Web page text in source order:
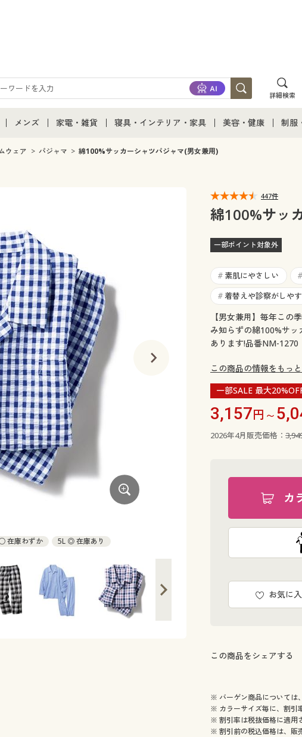
詳細検索
販すべて
ンズ下着
メンズ
メンズ通販すべて
家電・雑貨
家電・雑貨すべて
寝具・インテリア・家具
寝具・インテリア・家具通販すべて
カーテン・ラグ・ファブリック
美容・健康 制服
ジ
ウェア パジャマ 綿100%サッカーシャツパジャマ(男女兼用)
在庫わずか 5L ◎ 在庫あり
447件
綿100%サッ
一部ポイント対象外
# 素肌にやさしい #
# 着替えや診察がしや
【男女兼用】毎年この
み知らずの綿100%サ
あります!品番NM-1270
この商品の情報をもっ
一部SALE 最大
3,157円～
2026年4月販売価格：
カ
お気に
この商品をシェアする
※ バーゲン商品については
※ カラーサイズ毎に、割引
※ 割引率は税抜価格に適用
※ 割引前の税込価格は、販